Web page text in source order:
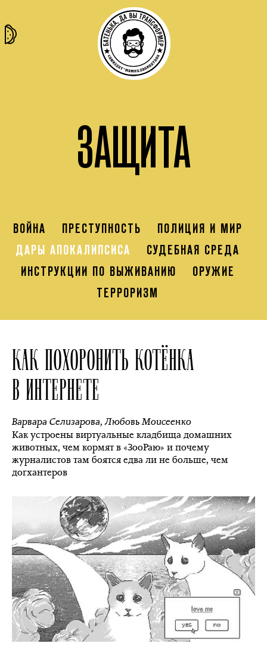
ЗАЩИТА
ВОЙНА ПРЕСТУПНОСТЬ
ПОЛИЦИЯ И МИР
ДАРЫ АПОКАЛИПСИСА
СУДЕБНАЯ СРЕДА
ИНСТРУКЦИИ ПО ВЫЖИВАНИЮ
ОРУЖИЕ
ТЕРРОРИЗМ
КАК ПОХОРОНИТЬ КОТЁНКА
В ИНТЕРНЕТЕ
Варвара Селизарова,Любовь Моисеенко
Как устроены виртуальные кладбища домашних
животных, чем кормят в «ЗооРаю» и почему
журналистов там боятся едва ли не больше, чем
догхантеров